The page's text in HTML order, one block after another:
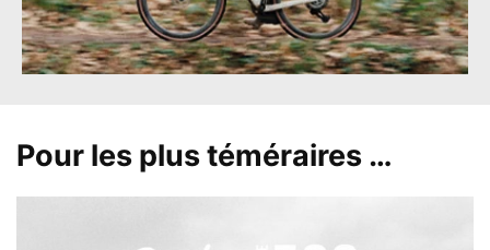
Pour les plus téméraires …